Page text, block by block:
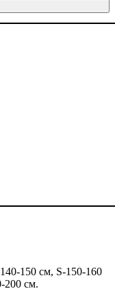
150 см, S-150-160
200 см.